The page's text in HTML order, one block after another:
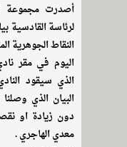
أصدرت مجموعة
لرئاسة
النقاط الجوهرية
اليوم في مقر
الذي سيقود
البيان الذي
دون زيادة او
معدي الهاجري .